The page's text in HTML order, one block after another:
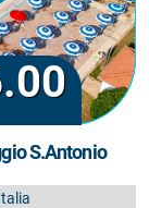
S.Antonio